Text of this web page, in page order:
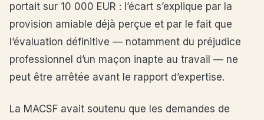
portait sur 10 000 EUR : l’écart s’explique par la
provision amiable déjà perçue et par le fait que
l’évaluation définitive — notamment du préjudice
professionnel d’un maçon inapte au travail — ne
peut être arrêtée avant le rapport d’expertise.
La MACSF avait soutenu que les demandes de